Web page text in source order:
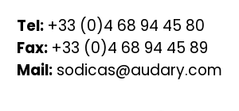
Tel: +33 (0)4 68 94 45 80
Fax: +33 (0)4 68 94 45 89
Mail: sodicas@audary.com